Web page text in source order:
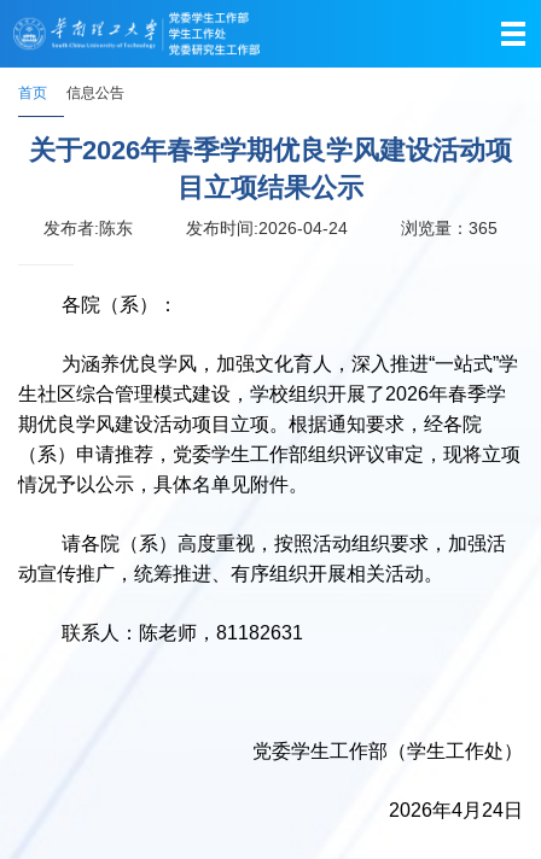
首页 信息公告
关于2026年春季学期优良学风建设活动项
目立项结果公示
发布者:陈东 发布时间:2026-04-24 浏览量： 365
各院（系）：
为涵养优良学风，加强文化育人，深入推进“一站式”学
生社区综合管理模式建设，学校组织开展了2026年春季学
期优良学风建设活动项目立项。根据通知要求，经各院
（系）申请推荐，党委学生工作部组织评议审定，现将立项
情况予以公示，具体名单见附件。
请各院（系）高度重视，按照活动组织要求，加强活
动宣传推广，统筹推进、有序组织开展相关活动。
联系人：陈老师，81182631
党委学生工作部（学生工作处）
2026年4月24日